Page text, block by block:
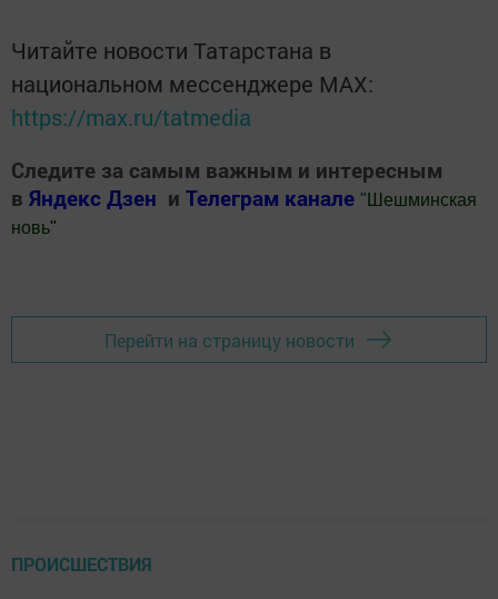
Читайте новости Татарстана в
национальном мессенджере MАХ:
https://max.ru/tatmedia
Следите за самым важным и интересным
в Яндекс Дзен и Телеграм канале " Шешминская
новь"
Перейти на страницу новости
ПРОИСШЕСТВИЯ